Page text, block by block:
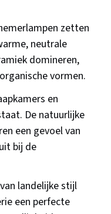
zetten
neutrale
domineren,
vormen.
en
De natuurlijke
een gevoel van
bij de
landelijke stijl
een perfecte